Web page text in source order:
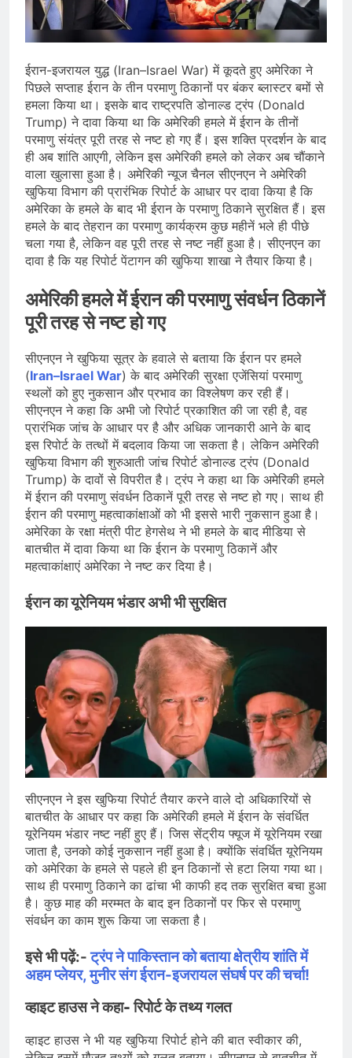
देशभर में विशेष कार्यक्रमों के जरिए भारतीय
बुनकरों और पारंपरिक वस्त्रों को मिलेगा बढ़ावा
August 2, 2026
प्रधानमंत्री नरेंद्र मोदी ने भोगापुरम
आंध्र प्रदेश में ₹18,000 करोड़ की विकास
परियोजनाओं की शुरुआत
August 2, 2026
केंद्र सरकार ने विस्तारित Khelo India
Scheme को मंजूरी दी, खेल ढाँचे को मजबूत
करने के लिए ₹36,441 करोड़ का बड़ा
प्रावधान
August 1, 2026
ईरान-इजरायल युद्ध (Iran–Israel War) में कूदते हुए अमेरिका ने
पिछले सप्ताह ईरान के तीन परमाणु ठिकानों पर बंकर ब्लास्टर बमों से
हमला किया था। इसके बाद राष्ट्रपति डोनाल्ड ट्रंप (Donald
Trump) ने दावा किया था कि अमेरिकी हमले में ईरान के तीनों
परमाणु संयंत्र पूरी तरह से नष्ट हो गए हैं। इस शक्ति प्रदर्शन के बाद
ही अब शांति आएगी, लेकिन इस अमेरिकी हमले को लेकर अब चौंकाने
वाला खुलासा हुआ है। अमेरिकी न्यूज चैनल सीएनएन ने अमेरिकी
खुफिया विभाग की प्रारंभिक रिपोर्ट के आधार पर दावा किया है कि
अमेरिका के हमले के बाद भी ईरान के परमाणु ठिकाने सुरक्षित हैं। इस
हमले के बाद तेहरान का परमाणु कार्यक्रम कुछ महीनें भले ही पीछे
चला गया है, लेकिन वह पूरी तरह से नष्ट नहीं हुआ है। सीएनएन का
दावा है कि यह रिपोर्ट पेंटागन की खुफिया शाखा ने तैयार किया है।
अमेरिकी हमले में ईरान की परमाणु संवर्धन ठिकानें
पूरी तरह से नष्ट हो गए
सीएनएन ने खुफिया सूत्र के हवाले से बताया कि ईरान पर हमले
(Iran–Israel War) के बाद अमेरिकी सुरक्षा एजेंसियां परमाणु
स्थलों को हुए नुकसान और प्रभाव का विश्लेषण कर रही हैं।
सीएनएन ने कहा कि अभी जो रिपोर्ट प्रकाशित की जा रही है, वह
प्रारंभिक जांच के आधार पर है और अधिक जानकारी आने के बाद
इस रिपोर्ट के तत्थों में बदलाव किया जा सकता है। लेकिन अमेरिकी
खुफिया विभाग की शुरुआती जांच रिपोर्ट डोनाल्ड ट्रंप (Donald
Trump) के दावों से विपरीत है। ट्रंप ने कहा था कि अमेरिकी हमले
में ईरान की परमाणु संवर्धन ठिकानें पूरी तरह से नष्ट हो गए। साथ ही
ईरान की परमाणु महत्वाकांक्षाओं को भी इससे भारी नुकसान हुआ है।
अमेरिका के रक्षा मंत्री पीट हेगसेथ ने भी हमले के बाद मीडिया से
बातचीत में दावा किया था कि ईरान के परमाणु ठिकानें और
महत्वाकांक्षाएं अमेरिका ने नष्ट कर दिया है।
ईरान का यूरेनियम भंडार अभी भी सुरक्षित
सीएनएन ने इस खुफिया रिपोर्ट तैयार करने वाले दो अधिकारियों से
बातचीत के आधार पर कहा कि अमेरिकी हमले में ईरान के संवर्धित
यूरेनियम भंडार नष्ट नहीं हुए हैं। जिस सेंट्रीय फ्यूज में यूरेनियम रखा
जाता है, उनको कोई नुकसान नहीं हुआ है। क्योंकि संवर्धित यूरेनियम
को अमेरिका के हमले से पहले ही इन ठिकानों से हटा लिया गया था।
साथ ही परमाणु ठिकाने का ढांचा भी काफी हद तक सुरक्षित बचा हुआ
है। कुछ माह की मरम्मत के बाद इन ठिकानों पर फिर से परमाणु
संवर्धन का काम शुरू किया जा सकता है।
इसे भी पढ़ें:-ट्रंप ने पाकिस्तान को बताया क्षेत्रीय शांति में
अहम प्लेयर, मुनीर संग ईरान-इजरायल संघर्ष पर की चर्चा!
व्हाइट हाउस ने कहा- रिपोर्ट के तथ्य गलत
व्हाइट हाउस ने भी यह खुफिया रिपोर्ट होने की बात स्वीकार की,